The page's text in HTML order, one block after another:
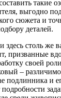
такие
выгодно
сюжета и
деталей.
здесь столь же
призванные
своей
–
подлинника и